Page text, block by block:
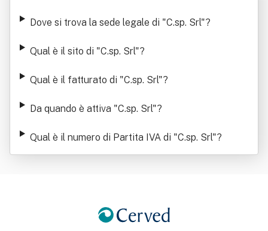
Dove si trova la sede legale di "C.sp. Srl"?
Qual è il sito di "C.sp. Srl"?
Qual è il fatturato di "C.sp. Srl"?
Da quando è attiva "C.sp. Srl"?
Qual è il numero di Partita IVA di "C.sp. Srl"?